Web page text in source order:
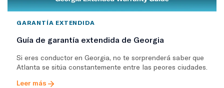
GARANTÍA EXTENDIDA
Guía de garantía extendida de Georgia
Si eres conductor en Georgia, no te sorprenderá saber que
Atlanta se sitúa constantemente entre las peores ciudades.
Leer más